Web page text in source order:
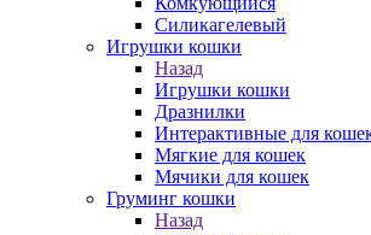
Силикагелевый
Игрушки кошки
Назад
Игрушки кошки
Дразнилки
Интерактивные для
Мягкие для кошек
Мячики для кошек
Груминг кошки
Назад